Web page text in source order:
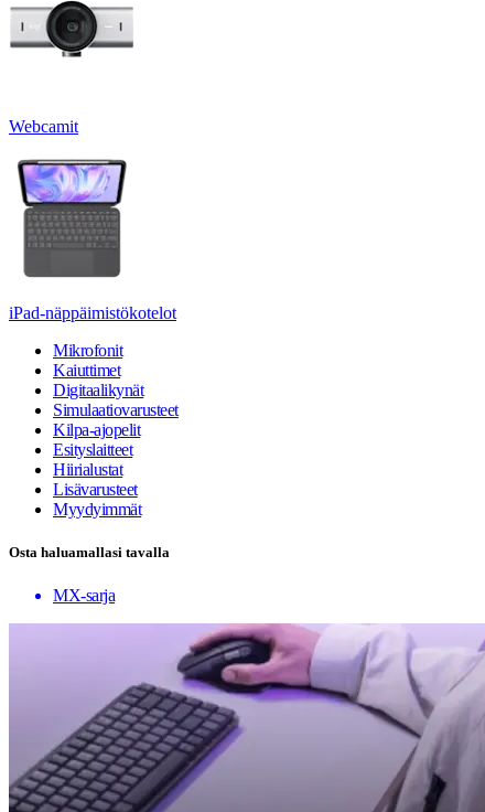
Webcamit
iPad-näppäimistökotelot
Mikrofonit
Kaiuttimet
Digitaalikynät
Simulaatiovarusteet
Kilpa-ajopelit
Esityslaitteet
Hiirialustat
Lisävarusteet
Myydyimmät
Osta haluamallasi tavalla
MX-sarja